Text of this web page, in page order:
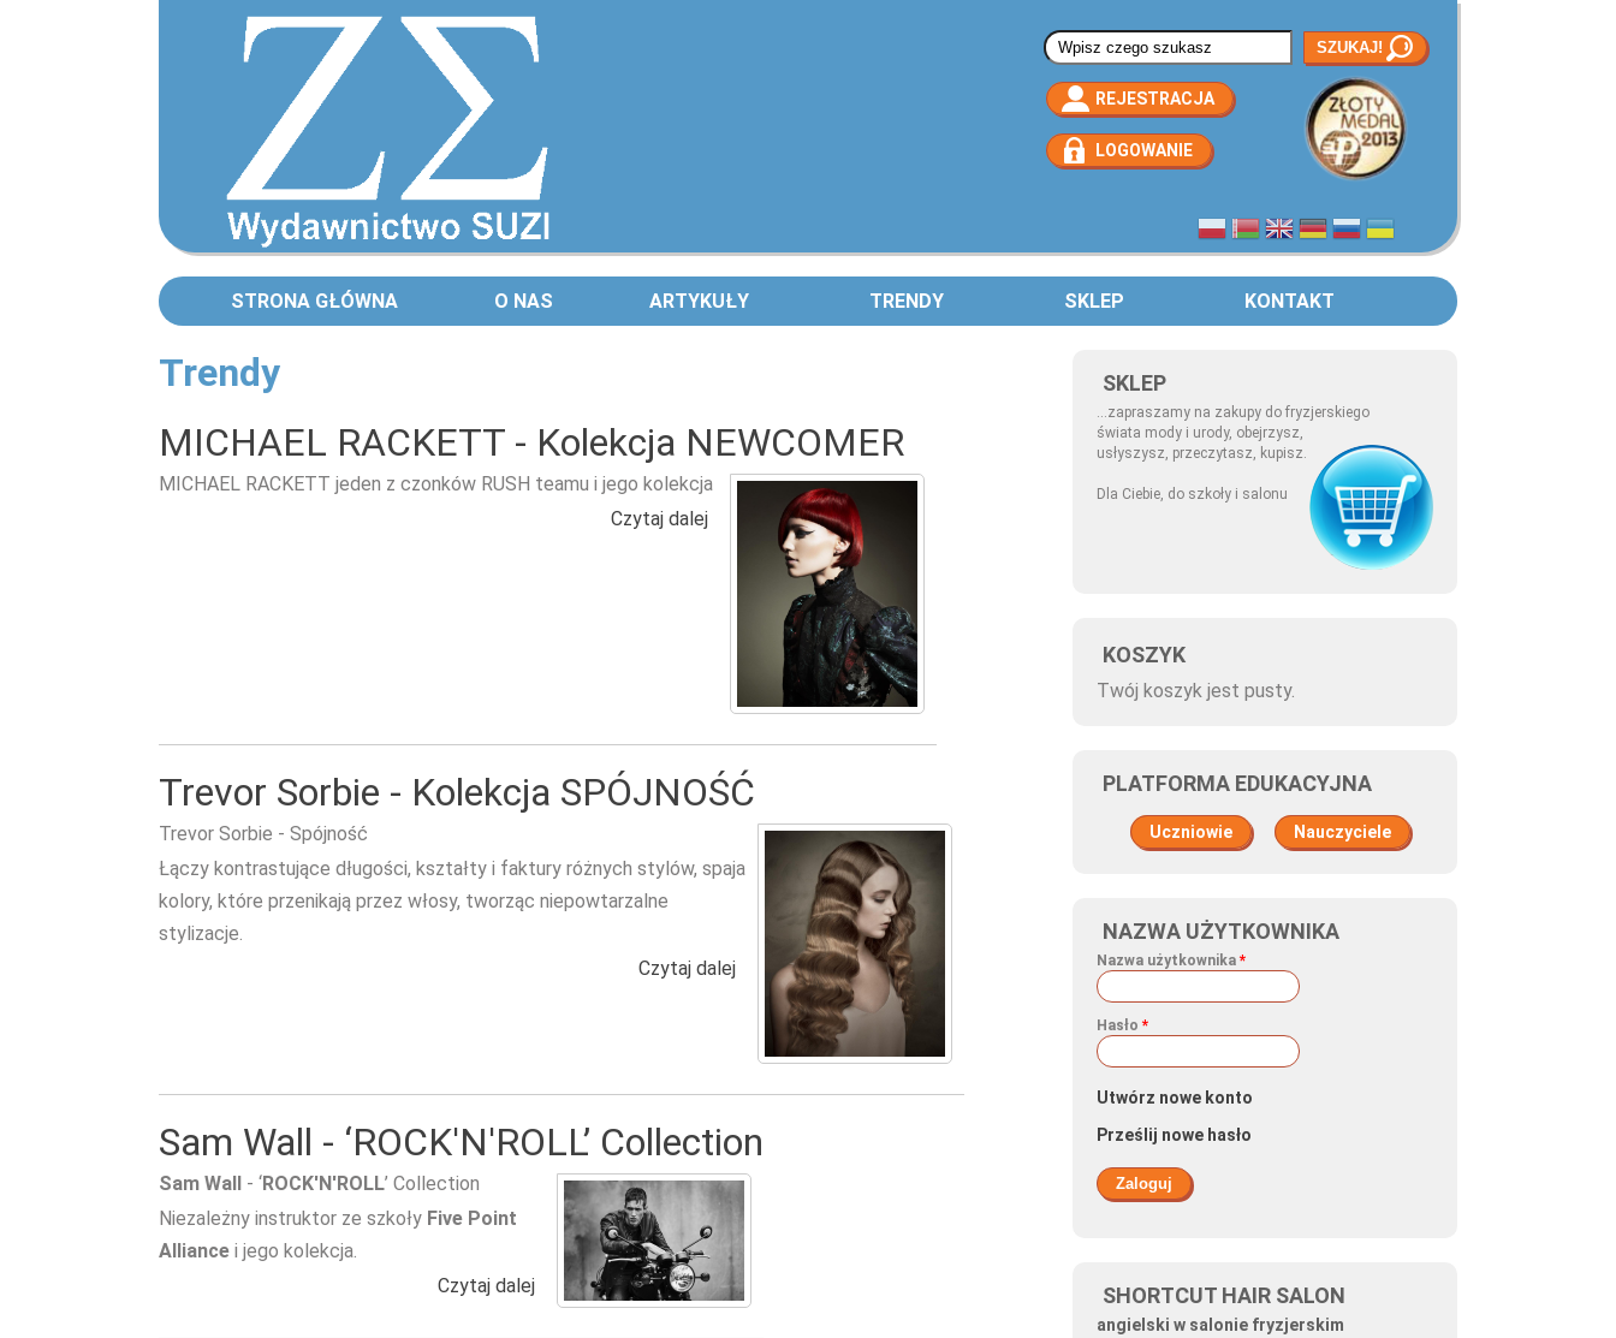
Formularz wyszukiwania
REJESTRACJA
LOGOWANIE
STRONA GŁÓWNA O NAS ARTYKUŁY TRENDY SKLEP KONTAKT
SKLEP
...zapraszamy na zakupy do fryzjerskiego
świata mody i urody, obejrzysz,
usłyszysz, przeczytasz, kupisz.
Dla Ciebie, do szkoły i salonu
KOSZYK
Twój koszyk jest pusty.
PLATFORMA EDUKACYJNA
Uczniowie Nauczyciele
NAZWA UŻYTKOWNIKA
Nazwa użytkownika *
Hasło *
Utwórz nowe konto
Prześlij nowe hasło
SHORTCUT HAIR SALON
angielski w salonie fryzjerskim
Trendy
MICHAEL RACKETT - Kolekcja NEWCOMER
MICHAEL RACKETT jeden z czonków RUSH teamu i jego kolekcja
Czytaj dalej wpis MICHAEL RACKETT - Kolekcja NEWCOMER
Trevor Sorbie - Kolekcja SPÓJNOŚĆ
Trevor Sorbie - Spójność
Łączy kontrastujące długości, kształty i faktury różnych stylów, spaja
kolory, które przenikają przez włosy, tworząc niepowtarzalne
stylizacje.
Czytaj dalej wpis Trevor Sorbie - Kolekcja SPÓJNOŚĆ
Sam Wall - ‘ROCK'N'ROLL’ Collection
Sam Wall - ‘ROCK'N'ROLL’ Collection
Niezależny instruktor ze szkoły Five Point
Alliance i jego kolekcja.
Czytaj dalej wpis Sam Wall - ‘ROCK'N'ROLL’ Collection